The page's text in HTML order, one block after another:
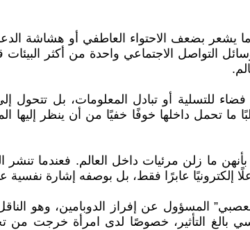
يشعر بضعف الاحتواء العاطفي أو هشاشة
التواصل الاجتماعي واحدة من أكثر
للتسلية أو تبادل المعلومات، بل
ما تحمل داخلها خوفًا خفيًا من أن ينظر إليها
ما زلن مرئيات داخل العالم. فعندما تنشر
إلكترونيًا عابرًا فقط، بل بوصفه إشارة نفسية
المسؤول عن إفراز الدوبامين، وهو الناقل
بالغ التأثير، خصوصًا لدى امرأة خرجت من